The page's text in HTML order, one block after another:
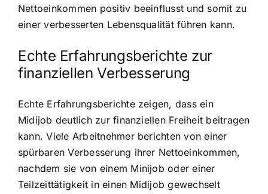
Nettoeinkommen positiv beeinflusst und somit zu
einer verbesserten Lebensqualität führen kann.
Echte Erfahrungsberichte zur
finanziellen Verbesserung
Echte Erfahrungsberichte zeigen, dass ein
Midijob deutlich zur finanziellen Freiheit beitragen
kann. Viele Arbeitnehmer berichten von einer
spürbaren Verbesserung ihrer Nettoeinkommen,
nachdem sie von einem Minijob oder einer
Teilzeittätigkeit in einen Midijob gewechselt